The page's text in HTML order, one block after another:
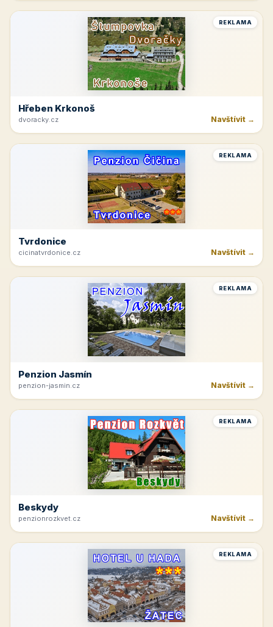
REKLAMA
Hřeben Krkonoš
dvoracky.cz Navštívit →
REKLAMA
Tvrdonice
cicinatvrdonice.cz Navštívit →
REKLAMA
Penzion Jasmín
penzion-jasmin.cz Navštívit →
REKLAMA
Beskydy
penzionrozkvet.cz Navštívit →
REKLAMA